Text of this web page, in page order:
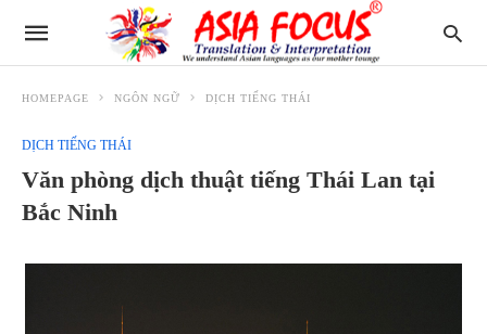
HOMEPAGE NGÔN NGỮ DỊCH TIẾNG THÁI
DỊCH TIẾNG THÁI
Văn phòng dịch thuật tiếng Thái Lan tại
Bắc Ninh